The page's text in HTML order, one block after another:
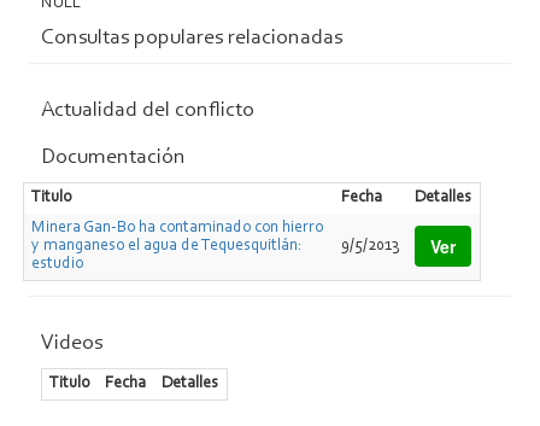
Consultas populares relacionadas
Actualidad del conflicto
Documentación
Titulo Fecha
Detalles
Minera Gan-Bo ha contaminado con hierro
y manganeso el agua de Tequesquitlán:
estudio
9/5/2013 Ver
Videos
Titulo Fecha Detalles